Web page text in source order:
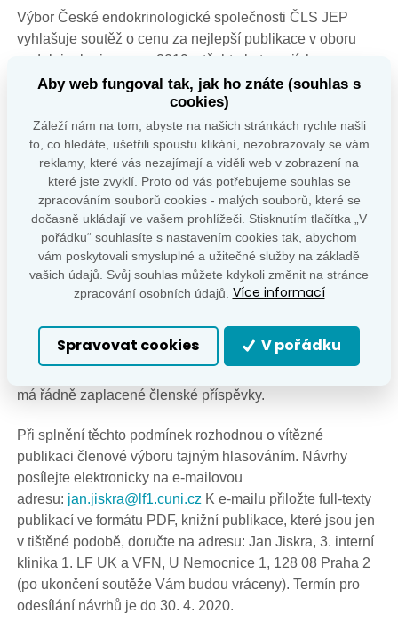
Výbor České endokrinologické společnosti ČLS JEP
vyhlašuje soutěž o cenu za nejlepší publikace v oboru
endokrinologie v roce 2019 v těchto kategoriích:
knižní publikace (spojená s odměnou 10 000,– Kč); práce
v časopisech (spojená s odměnou 5 000,– Kč); práce
v časopisech pro autory do 35 let (spojená s odměnou
5 000,– Kč).
Podmínky:
• uchazeč může v jednom návrhu přihlásit k ocenění
výhradně jednu publikaci (nikoliv soubor publikací), může
však podat několik návrhů (každý na jinou publikaci); •
práce primárně vznikla (vznikly) na pracovišti v České
republice, je ale možná spolupráce se zahraničními
má řádně zaplacené členské příspěvky.
Při splnění těchto podmínek rozhodnou o vítězné
publikaci členové výboru tajným hlasováním. Návrhy
posílejte elektronicky na e-mailovou
adresu: jan.jiskra@lf1.cuni.cz K e-mailu přiložte full-texty
publikací ve formátu PDF, knižní publikace, které jsou jen
v tištěné podobě, doručte na adresu: Jan Jiskra, 3. interní
klinika 1. LF UK a VFN, U Nemocnice 1, 128 08 Praha 2
(po ukončení soutěže Vám budou vráceny). Termín pro
odesílání návrhů je do 30. 4. 2020.
Aby web fungoval tak, jak ho znáte (souhlas s
cookies)
Záleží nám na tom, abyste na našich stránkách rychle našli
to, co hledáte, ušetřili spoustu klikání, nezobrazovaly se vám
reklamy, které vás nezajímají a viděli web v zobrazení na
které jste zvyklí. Proto od vás potřebujeme souhlas se
zpracováním souborů cookies - malých souborů, které se
dočasně ukládají ve vašem prohlížeči. Stisknutím tlačítka „V
pořádku“ souhlasíte s nastavením cookies tak, abychom
vám poskytovali smysluplné a užitečné služby na základě
vašich údajů. Svůj souhlas můžete kdykoli změnit na stránce
zpracování osobních údajů. Více informací
Spravovat cookies V pořádku